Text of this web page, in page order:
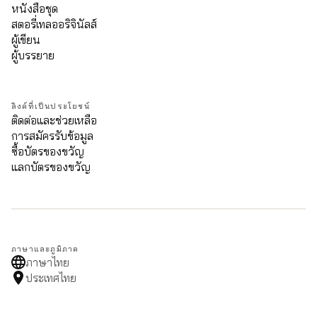
หนังสือชุด
สตอรี่เทลออริจินัลส์
ผู้เขียน
ผู้บรรยาย
ลิงค์ที่เป็นประโยชน์
ติดต่อและช่วยเหลือ
การสมัครรับข้อมูล
ซื้อบัตรของขวัญ
แลกบัตรของขวัญ
ภาษาและภูมิภาค
ภาษาไทย
ประเทศไทย